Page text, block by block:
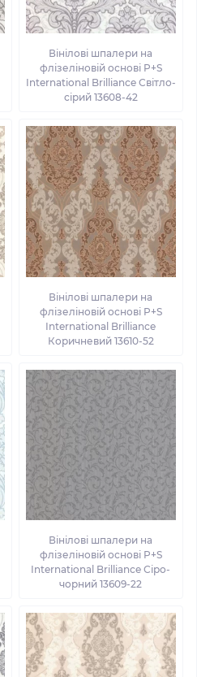
Вінілові шпалери на
флізеліновій основі P+S
International Brilliance Світло-
сірий 13608-42
Вінілові шпалери на
флізеліновій основі P+S
International Brilliance
Коричневий 13610-52
Вінілові шпалери на
флізеліновій основі P+S
International Brilliance Сіро-
чорний 13609-22